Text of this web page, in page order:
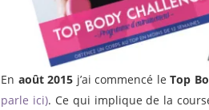
En août 2015 j’ai commencé leTop
parle ici). Ce qui implique de la